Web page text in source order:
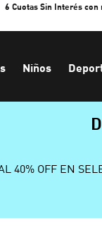
6 Cuotas Sin Interés
Niños
40% OFF EN